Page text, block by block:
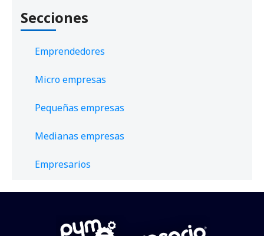
Secciones
Emprendedores
Micro empresas
Pequeñas empresas
Medianas empresas
Empresarios